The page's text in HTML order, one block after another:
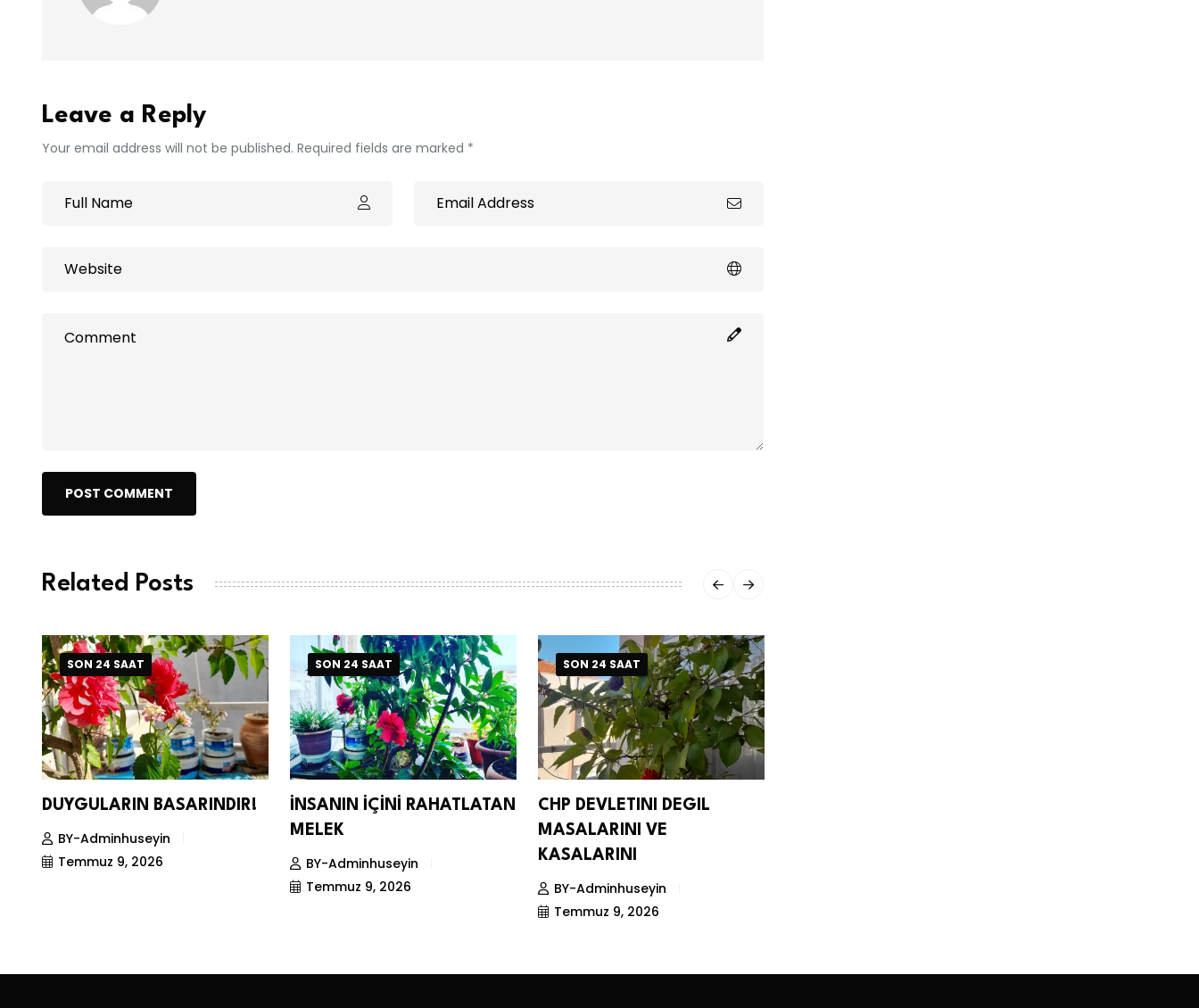
Leave a Reply
Your email address will not be published. Required fields are marked *
POST COMMENT
Related Posts
SON 24 SAAT
DUYGULARIN BASARINDIR!
BY-Adminhuseyin
Temmuz 9, 2026
SON 24 SAAT
İNSANIN İÇİNİ RAHATLATAN
MELEK
BY-Adminhuseyin
Temmuz 9, 2026
SON 24 SAAT
CHP DEVLETINI DEGIL
MASALARINI VE
KASALARINI
BY-Adminhuseyin
Temmuz 9, 2026